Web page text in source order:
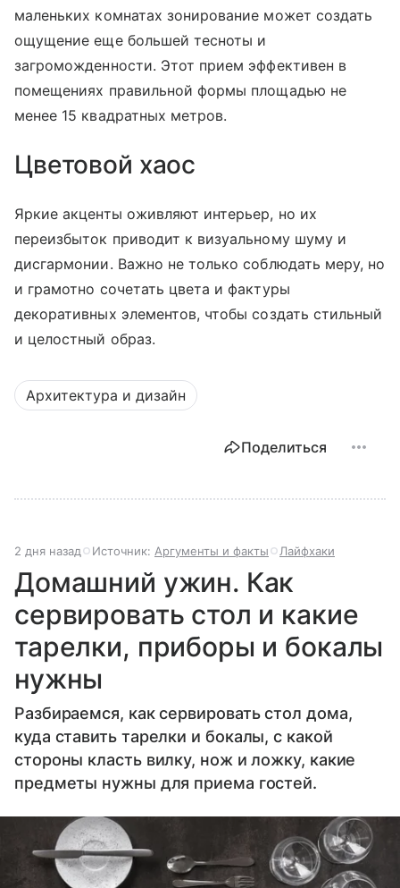
маленьких комнатах зонирование может создать
ощущение еще большей тесноты и
загроможденности. Этот прием эффективен в
помещениях правильной формы площадью не
менее 15 квадратных метров.
Цветовой хаос
Яркие акценты оживляют интерьер, но их
переизбыток приводит к визуальному шуму и
дисгармонии. Важно не только соблюдать меру, но
и грамотно сочетать цвета и фактуры
декоративных элементов, чтобы создать стильный
и целостный образ.
Архитектура и дизайн
Поделиться
2 дня назад Источник: Аргументы и факты Лайфхаки
Домашний ужин. Как
сервировать стол и какие
тарелки, приборы и бокалы
нужны
Разбираемся, как сервировать стол дома,
куда ставить тарелки и бокалы, с какой
стороны класть вилку, нож и ложку, какие
предметы нужны для приема гостей.